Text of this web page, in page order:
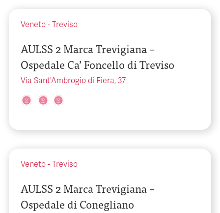
Veneto - Treviso
AULSS 2 Marca Trevigiana –
Ospedale Ca’ Foncello di Treviso
Via Sant'Ambrogio di Fiera, 37
Veneto - Treviso
AULSS 2 Marca Trevigiana –
Ospedale di Conegliano